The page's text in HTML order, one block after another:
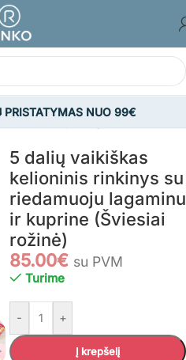
PRISTATYMAS NUO 99€
kambarys/ Lagaminai vaikams
5 dalių vaikiškas
kelioninis rinkinys su
riedamuoju lagaminu
ir kuprine (Šviesiai
rožinė)
85.00€ su PVM
Turime
- +
Į krepšelį